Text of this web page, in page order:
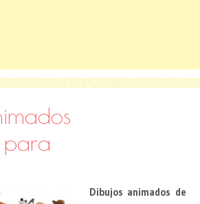
para
Dibujos animados de